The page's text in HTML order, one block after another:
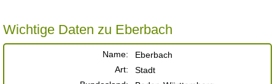
Wichtige Daten zu Eberbach
Name:
Eberbach
Art:
Stadt